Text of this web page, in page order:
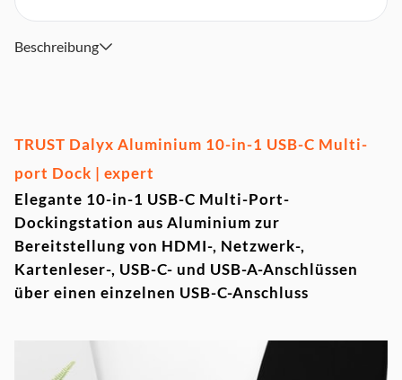
Netzwerkanschluss mit Gigabit-Ethernet-Unterstützung
Kartenleser mit Steckplätzen für SD- und microSD-Karten
Unterstützt mit USB 3.2 Gen 1 eine
Datenübertragungsgeschwindigkeit von 5 GBit/s
Beschreibung
TRUST Dalyx Aluminium 10-in-1 USB-C Multi-
port Dock | expert
Elegante 10-in-1 USB-C Multi-Port-
Dockingstation aus Aluminium zur
Bereitstellung von HDMI-, Netzwerk-,
Kartenleser-, USB-C- und USB-A-Anschlüssen
über einen einzelnen USB-C-Anschluss